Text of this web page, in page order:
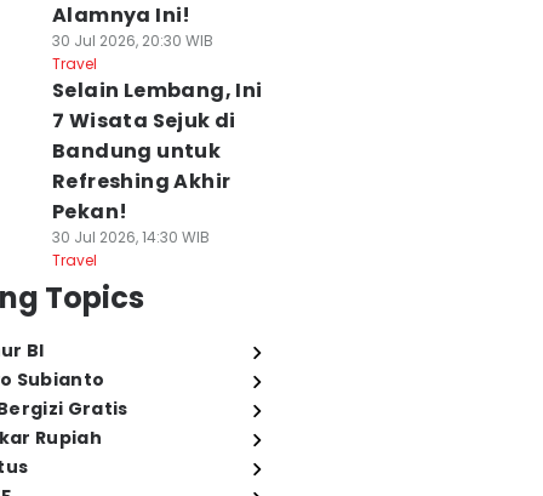
Alamnya Ini!
30 Jul 2026, 20:30 WIB
Travel
Selain Lembang, Ini
7 Wisata Sejuk di
Bandung untuk
Refreshing Akhir
Pekan!
30 Jul 2026, 14:30 WIB
Travel
Topics
BI
Subianto
Gratis
Rupiah